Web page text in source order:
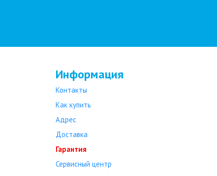
Информация
Контакты
Как купить
Адрес
Доставка
Гарантия
Сервисный центр